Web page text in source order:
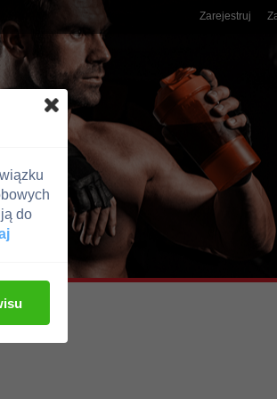
Zarejestruj
do